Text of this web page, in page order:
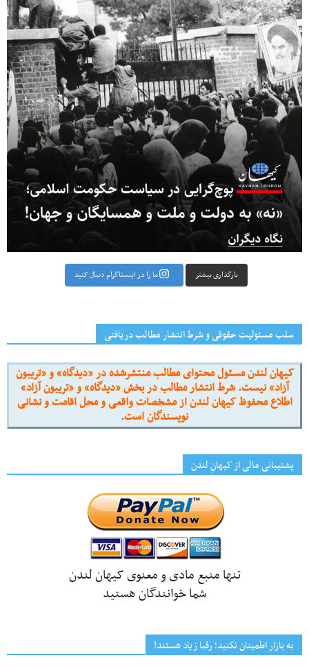
بارگذاری بیشتر ما را در اینستاگرام دنبال کنید
سلب مسئولیت حقوقی و شرط انتشار مطالب دریافتی
کیهان لندن مسئول محتوای مطالب منتشرشده در «دیدگاه» و «تریبون
آزاد» نیست. شرط انتشار مطالب در بخش «دیدگاه» و «تریبون آزاد»
اطلاع محفوظ کیهان لندن از مشخصات واقعی و محل اقامت و نشانی
نویسندگان است.
پشتیبانی مالی از کیهانِ لندن
تنها منبع مادی و معنوی کیهان لندن
شما خوانندگان هستید
به بازار اطمینان نکنید؛ رقبا زیاد هستند!